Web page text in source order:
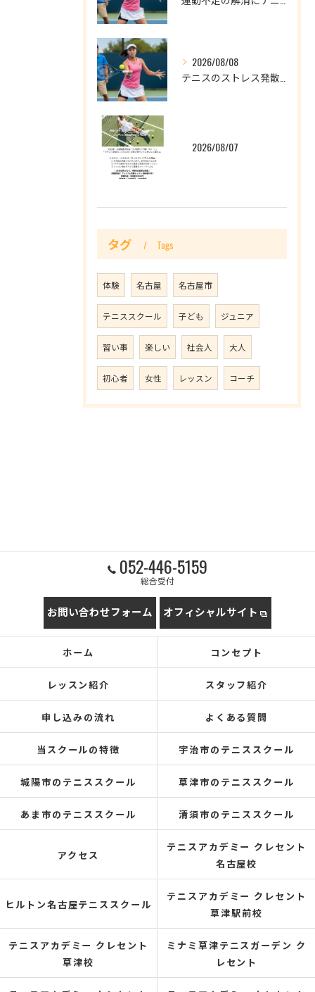
2026/08/08
2026/08/07
タグ Tags
体験 名古屋 名古屋市
テニススクール 子ども ジュニア
習い事 楽しい 社会人 大人
初心者 女性 レッスン コーチ
052-446-5159
総合受付
お問い合わせフォーム オフィシャルサイト
ホーム コンセプト
レッスン紹介 スタッフ紹介
申し込みの流れ よくある質問
当スクールの特徴 宇治市のテニススクール
城陽市のテニススクール 草津市のテニススクール
あま市のテニススクール 清須市のテニススクール
アクセス
テニスアカデミー クレセント
名古屋校
ヒルトン名古屋テニススクール
テニスアカデミー クレセント
草津駅前校
テニスアカデミー クレセント
草津校
ミナミ草津テニスガーデン ク
レセント